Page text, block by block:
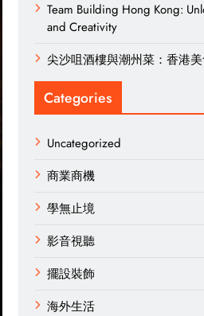
Team Building Hong Kong:
and Creativity
尖沙咀酒樓與潮州菜：香港
Categories
Uncategorized
商業商機
學無止境
影音視聽
擺設裝飾
海外生活